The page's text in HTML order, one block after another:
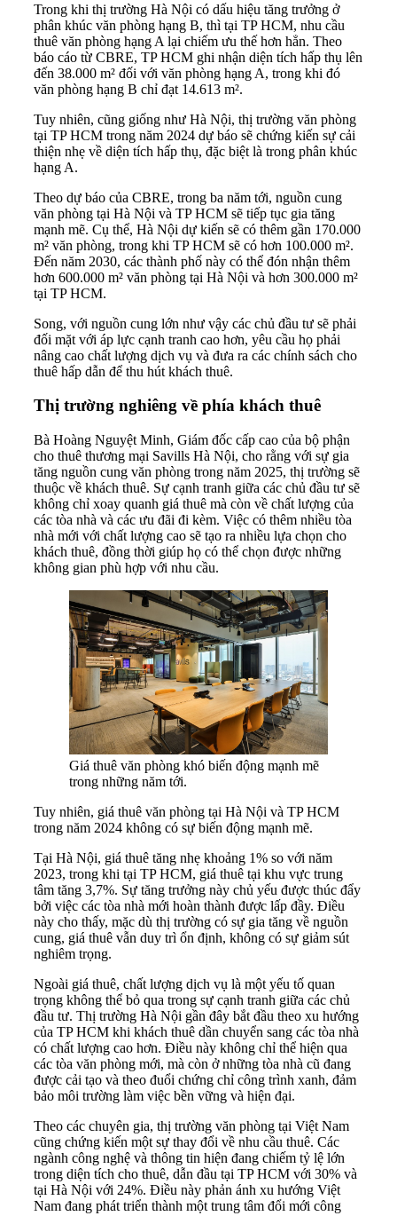
Trong khi thị trường Hà Nội có dấu hiệu tăng trưởng ở
phân khúc văn phòng hạng B, thì tại TP HCM, nhu cầu
thuê văn phòng hạng A lại chiếm ưu thế hơn hẳn. Theo
báo cáo từ CBRE, TP HCM ghi nhận diện tích hấp thụ lên
đến 38.000 m² đối với văn phòng hạng A, trong khi đó
văn phòng hạng B chỉ đạt 14.613 m².
Tuy nhiên, cũng giống như Hà Nội, thị trường văn phòng
tại TP HCM trong năm 2024 dự báo sẽ chứng kiến sự cải
thiện nhẹ về diện tích hấp thụ, đặc biệt là trong phân khúc
hạng A.
Theo dự báo của CBRE, trong ba năm tới, nguồn cung
văn phòng tại Hà Nội và TP HCM sẽ tiếp tục gia tăng
mạnh mẽ. Cụ thể, Hà Nội dự kiến sẽ có thêm gần 170.000
m² văn phòng, trong khi TP HCM sẽ có hơn 100.000 m².
Đến năm 2030, các thành phố này có thể đón nhận thêm
hơn 600.000 m² văn phòng tại Hà Nội và hơn 300.000 m²
tại TP HCM.
Song, với nguồn cung lớn như vậy các chủ đầu tư sẽ phải
đối mặt với áp lực cạnh tranh cao hơn, yêu cầu họ phải
nâng cao chất lượng dịch vụ và đưa ra các chính sách cho
thuê hấp dẫn để thu hút khách thuê.
Thị trường nghiêng về phía khách thuê
Bà Hoàng Nguyệt Minh, Giám đốc cấp cao của bộ phận
cho thuê thương mại Savills Hà Nội, cho rằng với sự gia
tăng nguồn cung văn phòng trong năm 2025, thị trường sẽ
thuộc về khách thuê. Sự cạnh tranh giữa các chủ đầu tư sẽ
không chỉ xoay quanh giá thuê mà còn về chất lượng của
các tòa nhà và các ưu đãi đi kèm. Việc có thêm nhiều tòa
nhà mới với chất lượng cao sẽ tạo ra nhiều lựa chọn cho
khách thuê, đồng thời giúp họ có thể chọn được những
không gian phù hợp với nhu cầu.
Giá thuê văn phòng khó biến động mạnh mẽ
trong những năm tới.
Tuy nhiên, giá thuê văn phòng tại Hà Nội và TP HCM
trong năm 2024 không có sự biến động mạnh mẽ.
Tại Hà Nội, giá thuê tăng nhẹ khoảng 1% so với năm
2023, trong khi tại TP HCM, giá thuê tại khu vực trung
tâm tăng 3,7%. Sự tăng trưởng này chủ yếu được thúc đẩy
bởi việc các tòa nhà mới hoàn thành được lấp đầy. Điều
này cho thấy, mặc dù thị trường có sự gia tăng về nguồn
cung, giá thuê vẫn duy trì ổn định, không có sự giảm sút
nghiêm trọng.
Ngoài giá thuê, chất lượng dịch vụ là một yếu tố quan
trọng không thể bỏ qua trong sự cạnh tranh giữa các chủ
đầu tư. Thị trường Hà Nội gần đây bắt đầu theo xu hướng
của TP HCM khi khách thuê dần chuyển sang các tòa nhà
có chất lượng cao hơn. Điều này không chỉ thể hiện qua
các tòa văn phòng mới, mà còn ở những tòa nhà cũ đang
được cải tạo và theo đuổi chứng chỉ công trình xanh, đảm
bảo môi trường làm việc bền vững và hiện đại.
Theo các chuyên gia, thị trường văn phòng tại Việt Nam
cũng chứng kiến một sự thay đổi về nhu cầu thuê. Các
ngành công nghệ và thông tin hiện đang chiếm tỷ lệ lớn
trong diện tích cho thuê, dẫn đầu tại TP HCM với 30% và
tại Hà Nội với 24%. Điều này phản ánh xu hướng Việt
Nam đang phát triển thành một trung tâm đổi mới công